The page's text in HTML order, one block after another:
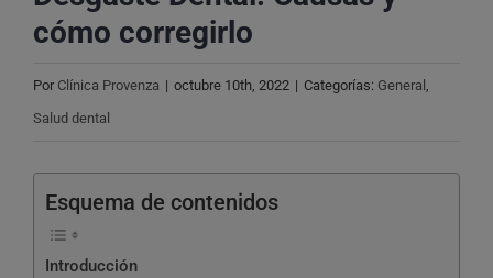
cómo corregirlo
Por Clínica Provenza | octubre 10th, 2022 | Categorías: General ,
Salud dental
Esquema de contenidos
Introducción